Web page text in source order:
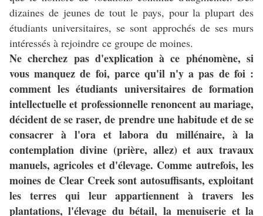
dizaines de jeunes de tout le pays, pour la plupart des
étudiants universitaires, se sont approchés de ses murs
intéressés à rejoindre ce groupe de moines.
Ne cherchez pas d'explication à ce phénomène, si
vous manquez de foi, parce qu'il n'y a pas de foi :
comment les étudiants universitaires de formation
intellectuelle et professionnelle renoncent au mariage,
décident de se raser, de prendre une habitude et de se
consacrer à l'ora et labora du millénaire, à la
contemplation divine (prière, allez) et aux travaux
manuels, agricoles et d'élevage. Comme autrefois, les
moines de Clear Creek sont autosuffisants, exploitant
les terres qui leur appartiennent à travers les
plantations, l'élevage du bétail, la menuiserie et la